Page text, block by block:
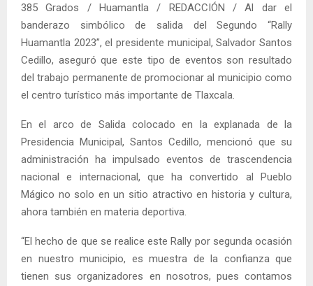
385 Grados / Huamantla / REDACCIÓN / Al dar el
banderazo simbólico de salida del Segundo “Rally
Huamantla 2023”, el presidente municipal, Salvador Santos
Cedillo, aseguró que este tipo de eventos son resultado
del trabajo permanente de promocionar al municipio como
el centro turístico más importante de Tlaxcala.
En el arco de Salida colocado en la explanada de la
Presidencia Municipal, Santos Cedillo, mencionó que su
administración ha impulsado eventos de trascendencia
nacional e internacional, que ha convertido al Pueblo
Mágico no solo en un sitio atractivo en historia y cultura,
ahora también en materia deportiva.
“El hecho de que se realice este Rally por segunda ocasión
en nuestro municipio, es muestra de la confianza que
tienen sus organizadores en nosotros, pues contamos